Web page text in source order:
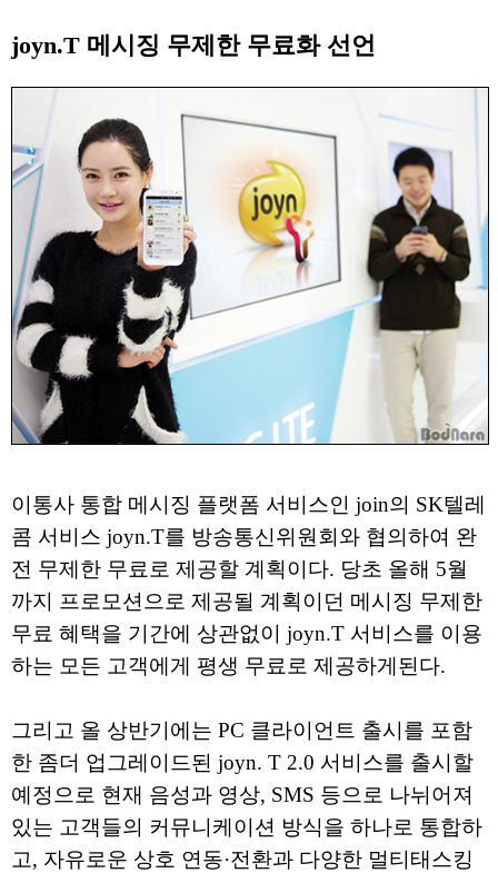
joyn.T 메시징 무제한 무료화 선언
이통사 통합 메시징 플랫폼 서비스인 join의 SK텔레
콤 서비스 joyn.T를 방송통신위원회와 협의하여 완
전 무제한 무료로 제공할 계획이다. 당초 올해 5월
까지 프로모션으로 제공될 계획이던 메시징 무제한
무료 혜택을 기간에 상관없이 joyn.T 서비스를 이용
하는 모든 고객에게 평생 무료로 제공하게된다.
그리고 올 상반기에는 PC 클라이언트 출시를 포함
한 좀더 업그레이드된 joyn. T 2.0 서비스를 출시할
예정으로 현재 음성과 영상, SMS 등으로 나뉘어져
있는 고객들의 커뮤니케이션 방식을 하나로 통합하
고, 자유로운 상호 연동·전환과 다양한 멀티태스킹